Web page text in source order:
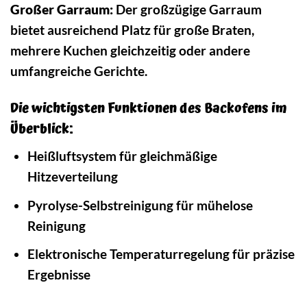
Großer Garraum: Der großzügige Garraum
bietet ausreichend Platz für große Braten,
mehrere Kuchen gleichzeitig oder andere
umfangreiche Gerichte.
Die wichtigsten Funktionen des Backofens im
Überblick:
Heißluftsystem für gleichmäßige
Hitzeverteilung
Pyrolyse-Selbstreinigung für mühelose
Reinigung
Elektronische Temperaturregelung für präzise
Ergebnisse